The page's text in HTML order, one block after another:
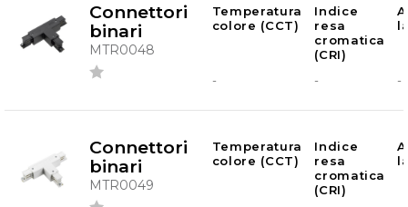
Connettori
binari
MTR0048
Temperatura
colore (CCT)
Indice
resa
cromatica
(CRI)
- - -
Connettori
binari
MTR0049
Temperatura
colore (CCT)
Indice
resa
cromatica
(CRI)